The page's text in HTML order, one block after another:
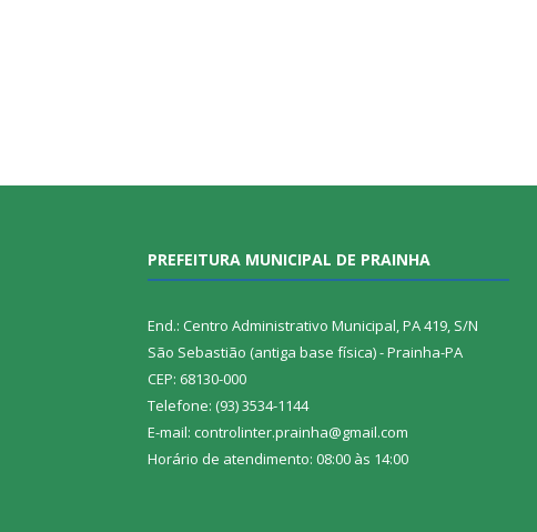
PREFEITURA MUNICIPAL DE PRAINHA
End.: Centro Administrativo Municipal, PA 419, S/N
São Sebastião (antiga base física) - Prainha-PA
CEP: 68130-000
Telefone: (93) 3534-1144
E-mail: controlinter.prainha@gmail.com
Horário de atendimento: 08:00 às 14:00